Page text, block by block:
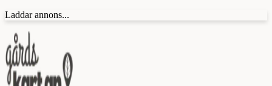
Laddar annons...